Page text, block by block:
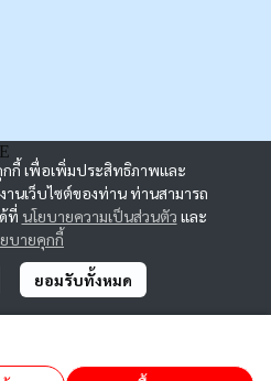
กกี้ เพื่อเพิ่มประสิทธิภาพและ
นเว็บไซต์ของท่าน ท่านสามารถ
ที่ นโยบายความเป็นส่วนตัว และ
บายคุกกี้
ยอมรับทั้งหมด
happyteebkk.com